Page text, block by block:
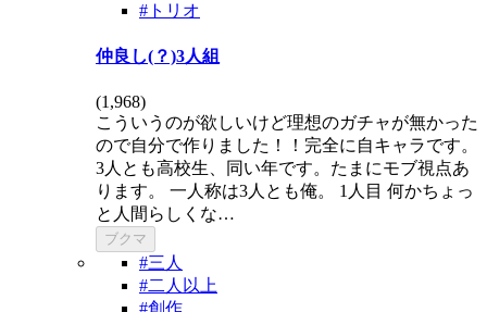
#トリオ
仲良し(？)3人組
(1,968)
こういうのが欲しいけど理想のガチャが無かった
ので自分で作りました！！完全に自キャラです。
3人とも高校生、同い年です。たまにモブ視点あ
ります。 一人称は3人とも俺。 1人目 何かちょっ
と人間らしくな…
ブクマ
#三人
#二人以上
#創作